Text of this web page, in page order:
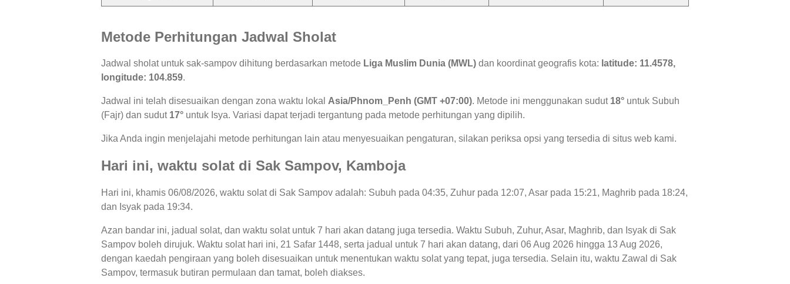
Metode Perhitungan Jadwal Sholat
Jadwal sholat untuk sak-sampov dihitung berdasarkan metode Liga Muslim Dunia (MWL) dan koordinat geografis kota: latitude: 11.4578,
longitude: 104.859.
Jadwal ini telah disesuaikan dengan zona waktu lokal Asia/Phnom_Penh (GMT +07:00). Metode ini menggunakan sudut 18° untuk Subuh
(Fajr) dan sudut 17° untuk Isya. Variasi dapat terjadi tergantung pada metode perhitungan yang dipilih.
Jika Anda ingin menjelajahi metode perhitungan lain atau menyesuaikan pengaturan, silakan periksa opsi yang tersedia di situs web kami.
Hari ini, waktu solat di Sak Sampov, Kamboja
Hari ini, khamis 06/08/2026, waktu solat di Sak Sampov adalah: Subuh pada 04:35, Zuhur pada 12:07, Asar pada 15:21, Maghrib pada 18:24,
dan Isyak pada 19:34.
Azan bandar ini, jadual solat, dan waktu solat untuk 7 hari akan datang juga tersedia. Waktu Subuh, Zuhur, Asar, Maghrib, dan Isyak di Sak
Sampov boleh dirujuk. Waktu solat hari ini, 21 Safar 1448, serta jadual untuk 7 hari akan datang, dari 06 Aug 2026 hingga 13 Aug 2026,
dengan kaedah pengiraan yang boleh disesuaikan untuk menentukan waktu solat yang tepat, juga tersedia. Selain itu, waktu Zawal di Sak
Sampov, termasuk butiran permulaan dan tamat, boleh diakses.